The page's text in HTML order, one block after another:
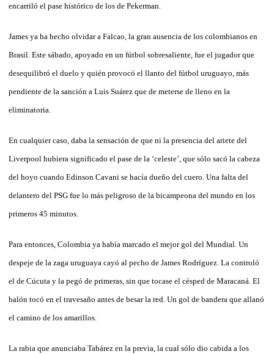
encarriló el pase histórico de los de Pekerman.
James ya ha hecho olvidar a Falcao, la gran ausencia de los colombianos en
Brasil. Este sábado, apoyado en un fútbol sobresaliente, fue el jugador que
desequilibró el duelo y quién provocó el llanto del fútbol uruguayo, más
pendiente de la sanción a Luis Suárez que de meterse de lleno en la
eliminatoria.
En cualquier caso, daba la sensación de que ni la presencia del ariete del
Liverpool hubiera significado el pase de la ‘celeste’, que sólo sacó la cabeza
del hoyo cuando Edinson Cavani se hacía dueño del cuero. Una falta del
delantero del PSG fue lo más peligroso de la bicampeona del mundo en los
primeros 45 minutos.
Para entonces, Colombia ya había marcado el mejor gol del Mundial. Un
despeje de la zaga uruguaya cayó al pecho de James Rodríguez. La controló
el de Cúcuta y la pegó de primeras, sin que tocase el césped de Maracaná. El
balón tocó en el travesaño antes de besar la red. Un gol de bandera que allanó
el camino de los amarillos.
La rabia que anunciaba Tabárez en la previa, la cual sólo dio cabida a los